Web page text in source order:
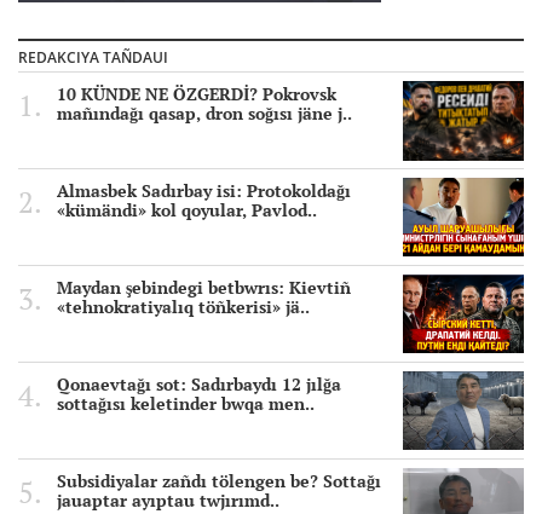
REDAKCIYA TAÑDAUI
10 KÜNDE NE ÖZGERDİ? Pokrovsk
mañındağı qasap, dron soğısı jäne j..
Almasbek Sadırbay isi: Protokoldağı
«kümändi» kol qoyular, Pavlod..
Maydan şebindegi betbwrıs: Kievtiñ
«tehnokratiyalıq töñkerisi» jä..
Qonaevtağı sot: Sadırbaydı 12 jılğa
sottağısı keletinder bwqa men..
Subsidiyalar zañdı tölengen be? Sottağı
jauaptar ayıptau twjırımd..